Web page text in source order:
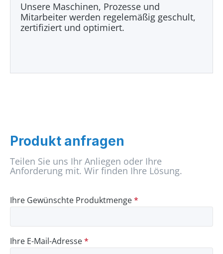
Unsere Maschinen, Prozesse und
Mitarbeiter werden regelemäßig geschult,
zertifiziert und optimiert.
Produkt anfragen
Teilen Sie uns Ihr Anliegen oder Ihre
Anforderung mit. Wir finden Ihre Lösung.
Ihre Gewünschte Produktmenge*
Ihre E-Mail-Adresse*